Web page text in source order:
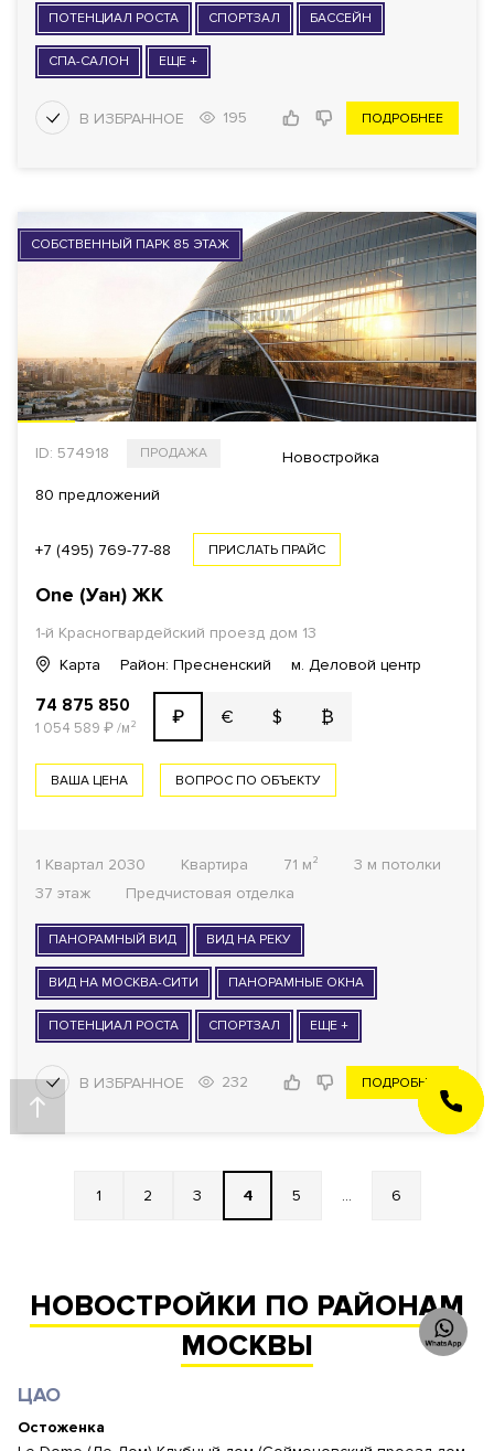
ПОТЕНЦИАЛ РОСТА СПОРТЗАЛ БАССЕЙН
СПА-САЛОН ЕЩЕ +
195 ПОДРОБНЕЕ
СОБСТВЕННЫЙ ПАРК 85 ЭТАЖ
ID: 574918 ПРОДАЖА Новостройка
80 предложений
+7 (495) 769-77-88 ПРИСЛАТЬ ПРАЙС
One (Уан) ЖК
1-й Красногвардейский проезд дом 13
Карта
Район: Пресненский м. Деловой центр
74 875 850
1 054 589 ₽/м² ₽ € $ ₿
ВАША ЦЕНА ВОПРОС ПО ОБЪЕКТУ
1 Квартал 2030 Квартира 71 м²
3 м потолки
37 этаж
Предчистовая отделка
ПАНОРАМНЫЙ ВИД ВИД НА РЕКУ
ВИД НА МОСКВА-СИТИ ПАНОРАМНЫЕ ОКНА
ПОТЕНЦИАЛ РОСТА СПОРТЗАЛ ЕЩЕ +
232 ПОДРОБНЕЕ
1 2 3 4 5 ... 6
НОВОСТРОЙКИ ПО РАЙОНАМ
МОСКВЫ
ЦАО
Остоженка
ЗАКАЗАТЬ
ЗВОНОК